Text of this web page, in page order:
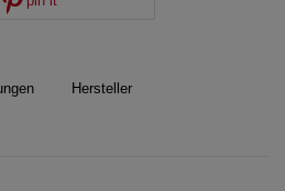
Hersteller